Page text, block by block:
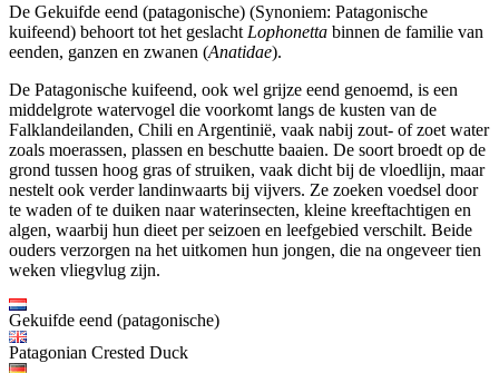
De Gekuifde eend (patagonische) (Synoniem: Patagonische
kuifeend) behoort tot het geslacht Lophonetta binnen de familie van
eenden, ganzen en zwanen (Anatidae).
De Patagonische kuifeend, ook wel grijze eend genoemd, is een
middelgrote watervogel die voorkomt langs de kusten van de
Falklandeilanden, Chili en Argentinië, vaak nabij zout- of zoet water
zoals moerassen, plassen en beschutte baaien. De soort broedt op de
grond tussen hoog gras of struiken, vaak dicht bij de vloedlijn, maar
nestelt ook verder landinwaarts bij vijvers. Ze zoeken voedsel door
te waden of te duiken naar waterinsecten, kleine kreeftachtigen en
algen, waarbij hun dieet per seizoen en leefgebied verschilt. Beide
ouders verzorgen na het uitkomen hun jongen, die na ongeveer tien
weken vliegvlug zijn.
Gekuifde eend (patagonische)
Patagonian Crested Duck